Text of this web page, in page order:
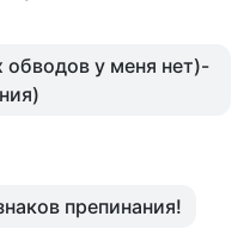
обводов у меня нет)-
препинания!